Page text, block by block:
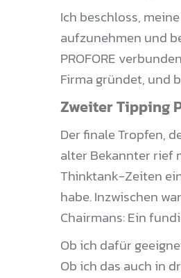
Ich beschloss,
aufzunehmen und
PROFORE
Firma gründet, und
Zweiter Tipping
Der finale Tropfen,
alter Bekannter rief
Thinktank-Zeiten
habe. Inzwischen
Chairmans: Ein
Ob ich dafür
Ob ich das auch in